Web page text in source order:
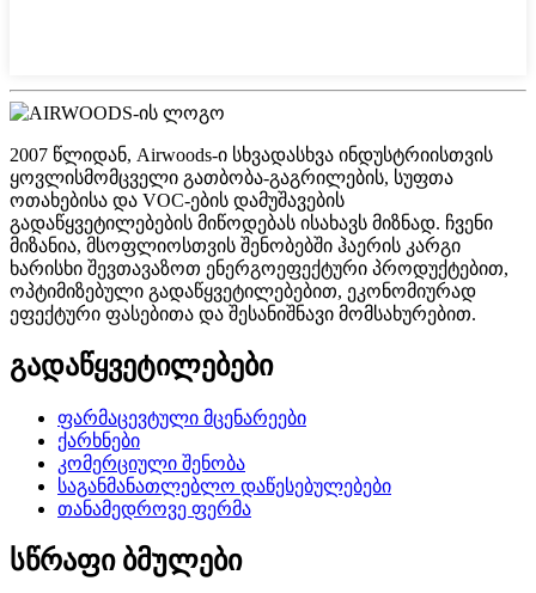
2007 წლიდან, Airwoods-ი სხვადასხვა ინდუსტრიისთვის
ყოვლისმომცველი გათბობა-გაგრილების, სუფთა
ოთახებისა და VOC-ების დამუშავების
გადაწყვეტილებების მიწოდებას ისახავს მიზნად. ჩვენი
მიზანია, მსოფლიოსთვის შენობებში ჰაერის კარგი
ხარისხი შევთავაზოთ ენერგოეფექტური პროდუქტებით,
ოპტიმიზებული გადაწყვეტილებებით, ეკონომიურად
ეფექტური ფასებითა და შესანიშნავი მომსახურებით.
გადაწყვეტილებები
ფარმაცევტული მცენარეები
ქარხნები
კომერციული შენობა
საგანმანათლებლო დაწესებულებები
თანამედროვე ფერმა
სწრაფი ბმულები